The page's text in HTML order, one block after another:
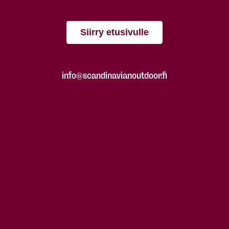
Siirry etusivulle
info@scandinavianoutdoor.fi